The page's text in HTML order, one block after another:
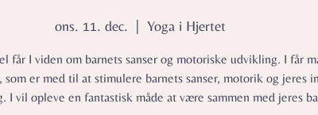
ons. 11. dec. Yoga i Hjertet
får I viden om barnets sanser og motoriske udvikling. I får
som er med til at stimulere barnets sanser, motorik og jeres
I vil opleve en fantastisk måde at være sammen med jeres